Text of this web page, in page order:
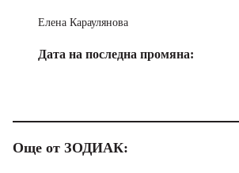
Елена Караулянова
Дата на последна промяна:
Още от ЗОДИАК: